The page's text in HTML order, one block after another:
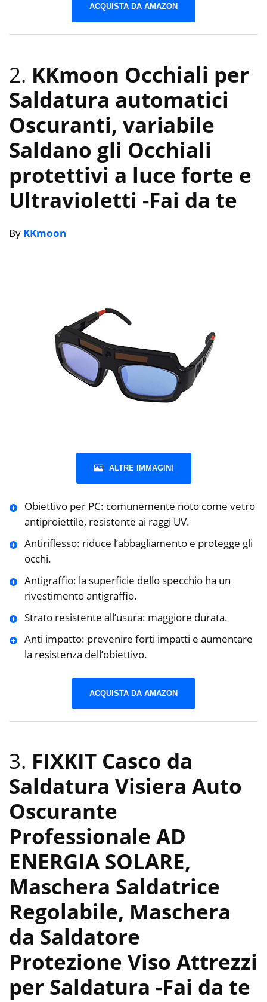
ACQUISTA DA AMAZON
2. KKmoon Occhiali per
Saldatura automatici
Oscuranti, variabile
Saldano gli Occhiali
protettivi a luce forte e
Ultravioletti -Fai da te
By KKmoon
ALTRE IMMAGINI
Obiettivo per PC: comunemente noto come vetro
antiproiettile, resistente ai raggi UV.
Antiriflesso: riduce l’abbagliamento e protegge gli
occhi.
Antigraffio: la superficie dello specchio ha un
rivestimento antigraffio.
Strato resistente all’usura: maggiore durata.
Anti impatto: prevenire forti impatti e aumentare
la resistenza dell’obiettivo.
ACQUISTA DA AMAZON
3. FIXKIT Casco da
Saldatura Visiera Auto
Oscurante
Professionale AD
ENERGIA SOLARE,
Maschera Saldatrice
Regolabile, Maschera
da Saldatore
Protezione Viso Attrezzi
per Saldatura -Fai da te